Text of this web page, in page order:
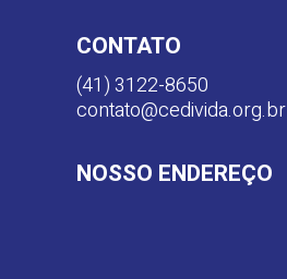
CONTATO
(41) 3122-8650
contato@cedivida.org.br
NOSSO ENDEREÇO